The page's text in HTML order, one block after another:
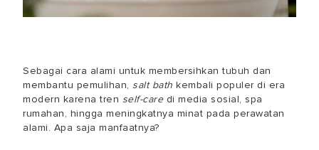
Sebagai cara alami untuk membersihkan tubuh dan
membantu pemulihan, salt bath kembali populer di era
modern karena tren self-caredi media sosial, spa
rumahan, hingga meningkatnya minat pada perawatan
alami. Apa saja manfaatnya?